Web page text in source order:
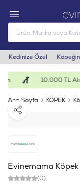
Kedinize Özel
10.000 TL
Ana Sayfa KÖPEK
Paylaş
Evinemama
(0)